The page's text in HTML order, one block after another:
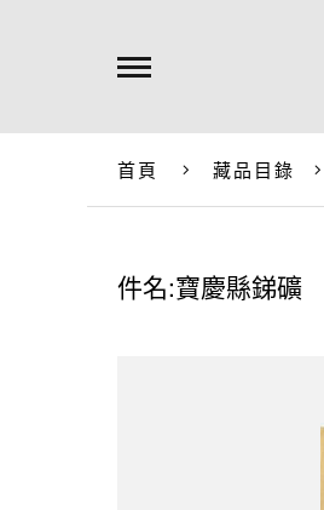
首頁 藏品目錄
件名:寶慶縣銻礦